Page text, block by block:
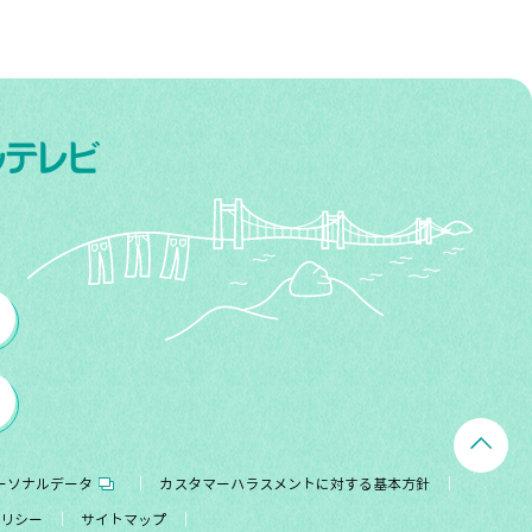
ソナルデータ
カスタマーハラスメントに対する基本方針
シー
サイトマップ